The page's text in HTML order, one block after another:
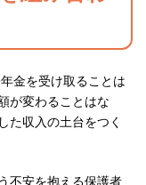
金を受け取ることは
が変わることはな
た収入の土台をつく
不安を抱える保護者